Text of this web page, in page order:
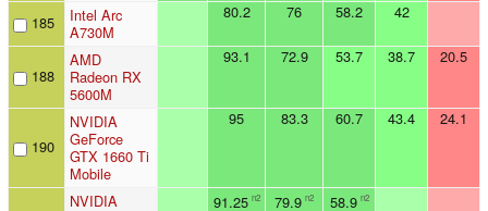
185
Intel Arc
A730M
80.2 76 58.2 42
188
AMD
Radeon RX
5600M
93.1 72.9 53.7 38.7 20.5
190
NVIDIA
GeForce
GTX 1660 Ti
Mobile
95 83.3 60.7 43.4 24.1
NVIDIA
91.25 n2 79.9 n2 58.9 n2